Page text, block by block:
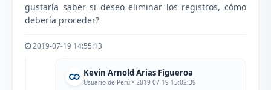
gustaría saber si deseo eliminar los registros, cómo
debería proceder?
2019-07-19 14:55:13
Kevin Arnold Arias Figueroa
Usuario de Perú • 2019-07-19 15:02:39